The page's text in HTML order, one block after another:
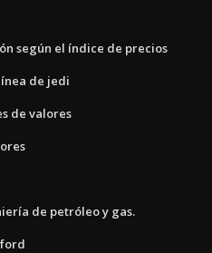
según el índice de precios
de jedi
de valores
de petróleo y gas.